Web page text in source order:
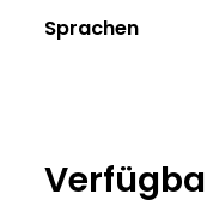
Sprachen